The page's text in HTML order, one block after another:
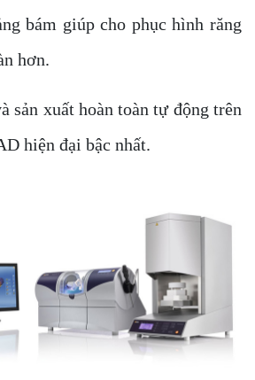
bám giúp cho phục hình răng
hơn.
sản xuất hoàn toàn tự động trên
hiện đại bậc nhất.